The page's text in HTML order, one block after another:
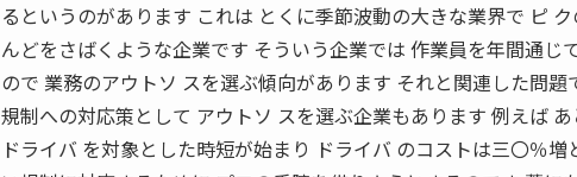
るというのがあります これは とくに季節波動の大きな業界で ピ
んどをさばくような企業です そういう企業では 作業員を年間通じ
ので 業務のアウトソ スを選ぶ傾向があります それと関連した問
規制への対応策として アウトソ スを選ぶ企業もあります 例えば
ドライバ を対象とした時短が始まり ドライバ のコストは三〇％